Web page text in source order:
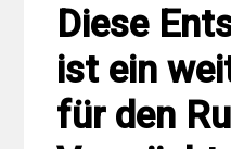
Diese
ist ein
für den